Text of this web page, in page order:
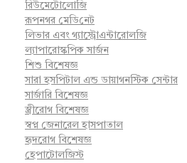
রিউমেটোলোজি
রূপনগর মে‌ডি‌নেট
লিভার এবং গ্যাস্ট্রোএন্টারোলজি
ল্যাপারোস্কপিক সার্জন
শিশু বিশেষজ্ঞ
সারা হসপিটাল এন্ড ডায়াগনস্টিক সেন্টার
সার্জারি বিশেষজ্ঞ
স্ত্রীরোগ বিশেষজ্ঞ
স্বপ্ন জেনারেল হাসপাতাল
হৃদরোগ বিশেষজ্ঞ
হেপাটোলজিস্ট